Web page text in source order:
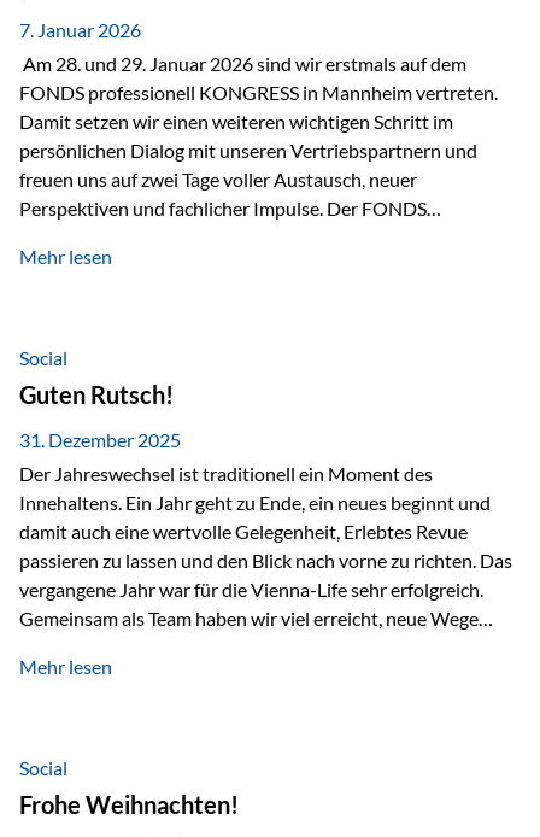
7. Januar 2026
Am 28. und 29. Januar 2026 sind wir erstmals auf dem
FONDS professionell KONGRESS in Mannheim vertreten.
Damit setzen wir einen weiteren wichtigen Schritt im
persönlichen Dialog mit unseren Vertriebspartnern und
freuen uns auf zwei Tage voller Austausch, neuer
Perspektiven und fachlicher Impulse. Der FONDS
Branchentreffen für Finanz- und Versicherungsprofis im
Vermögensstrukturierung und Nachfolgeplanung
gemeinsam zu diskutieren. Persönlich für Sie vor Ort An
beiden Kongresstagen stehen Ihnen Maximilian
Fichtenbauer, Dirk…
Mehr lesen
Social
Guten Rutsch!
31. Dezember 2025
Der Jahreswechsel ist traditionell ein Moment des
Innehaltens. Ein Jahr geht zu Ende, ein neues beginnt und
damit auch eine wertvolle Gelegenheit, Erlebtes Revue
passieren zu lassen und den Blick nach vorne zu richten. Das
vergangene Jahr war für die Vienna-Life sehr erfolgreich.
Gemeinsam als Team haben wir viel erreicht, neue Wege
Veranstaltungen wie der Schnifisschnauf, aber auch unsere
starkes Miteinander ist. Neben diesen gemeinsamen
Erlebnissen konnten wir…
Mehr lesen
Social
Frohe Weihnachten!